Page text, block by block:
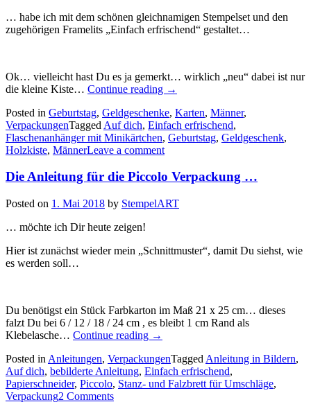
… habe ich mit dem schönen gleichnamigen Stempelset und den
zugehörigen Framelits „Einfach erfrischend“ gestaltet…
Ok… vielleicht hast Du es ja gemerkt… wirklich „neu“ dabei ist nur
die kleine Kiste… Continue reading „Auf
…
ein
kleines
einen
→
Posted in Geburtstag, Geldgeschenke, Karten, Männer,
VerpackungenTagged Auf dich, Einfach erfrischend,
Flaschenanhänger mit Minikärtchen, Geburtstag, Geldgeschenk,
Holzkiste, MännerLeave a comment
Die Anleitung für die Piccolo Verpackung …
Posted on 1. Mai 2018 by StempelART
… möchte ich Dir heute zeigen!
Hier ist zunächst wieder mein „Schnittmuster“, damit Du siehst, wie
es werden soll…
Du benötigst ein Stück Farbkarton im Maß 21 x 25 cm… dieses
falzt Du bei 6 / 12 / 18 / 24 cm , es bleibt 1 cm Rand als
Klebelasche… Continue reading „Die
für
die
Piccolo
→
Posted in Anleitungen, VerpackungenTagged Anleitung in Bildern,
Auf dich, bebilderte Anleitung, Einfach erfrischend,
Papierschneider, Piccolo, Stanz- und Falzbrett für Umschläge,
Verpackung2 Comments